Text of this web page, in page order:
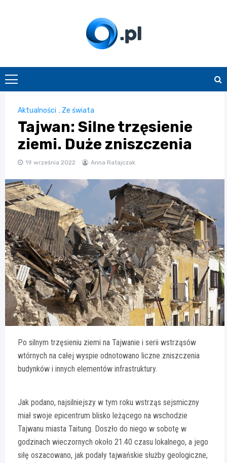
O.pl
Aktualności , Ze świata
Tajwan: Silne trzęsienie
ziemi. Duże zniszczenia
19 września 2022 Anna Ratajczak
Po silnym trzęsieniu ziemi na Tajwanie i serii wstrząsów
wtórnych na całej wyspie odnotowano liczne zniszczenia
budynków i innych elementów infrastruktury.
Jak podano, najsilniejszy w tym roku wstrząs sejsmiczny
miał swoje epicentrum blisko leżącego na wschodzie
Tajwanu miasta Taitung. Doszło do niego w sobotę w
godzinach wieczornych około 21.40 czasu lokalnego, a jego
siłę oszacowano, jak podały tajwańskie służby geologiczne,